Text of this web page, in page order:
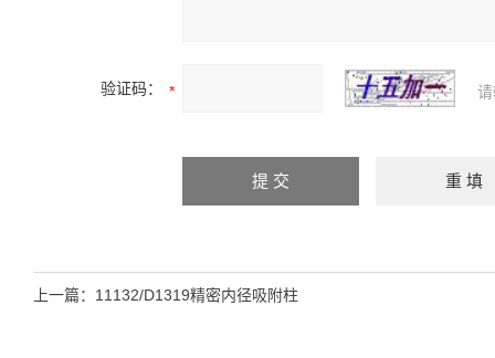
验证码：
上一篇： 11132/D1319精密内径吸附柱